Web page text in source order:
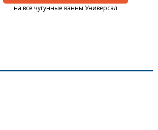
на все чугунные ванны Универсал